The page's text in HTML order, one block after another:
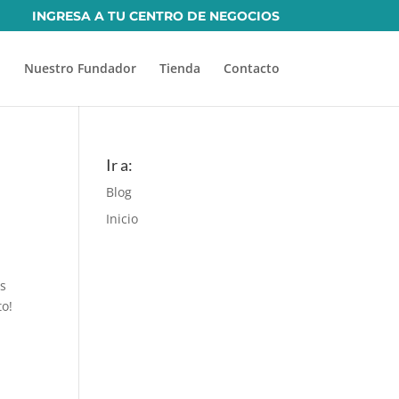
INGRESA A TU CENTRO DE NEGOCIOS
Nuestro Fundador Tienda Contacto
Ir a:
Blog
Inicio